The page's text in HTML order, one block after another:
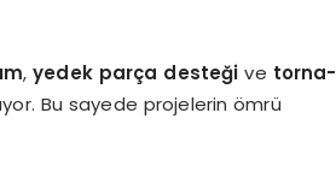
,yedek parça desteği ve torna-
Bu sayede projelerin ömrü